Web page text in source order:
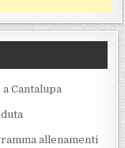
Cantalupa
allenamenti